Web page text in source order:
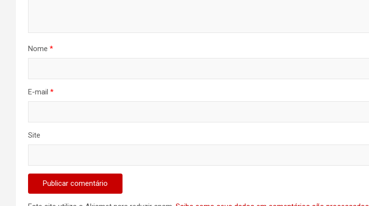
Nome *
E-mail *
Site